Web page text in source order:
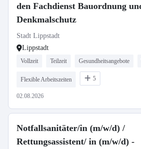
den Fachdienst Bauordnung
Denkmalschutz
Stadt Lippstadt
Lippstadt
Vollzeit Teilzeit Gesundheitsangebote
Flexible Arbeitszeiten 5
02.08.2026
Notfallsanitäter/in (m/w/d) /
Rettungsassistent/ in (m/w/d) -